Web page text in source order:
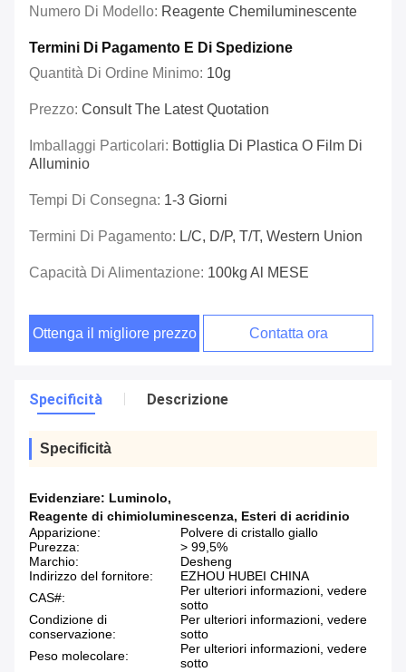
Numero Di Modello: Reagente Chemiluminescente
Termini Di Pagamento E Di Spedizione
Quantità Di Ordine Minimo: 10g
Prezzo: Consult The Latest Quotation
Imballaggi Particolari: Bottiglia Di Plastica O Film Di
Alluminio
Tempi Di Consegna: 1-3 Giorni
Termini Di Pagamento: L/C, D/P, T/T, Western Union
Capacità Di Alimentazione: 100kg Al MESE
Ottenga il migliore prezzo Contatta ora
Specificità Descrizione
Specificità
Evidenziare: Luminolo,
Reagente di chimioluminescenza, Esteri di acridinio
Apparizione:
Polvere di cristallo giallo
Purezza:
> 99,5%
Marchio:
Desheng
Indirizzo del fornitore:
EZHOU HUBEI CHINA
CAS#:
Per ulteriori informazioni, vedere
sotto
Condizione di
conservazione:
Per ulteriori informazioni, vedere
sotto
Peso molecolare:
Per ulteriori informazioni, vedere
sotto